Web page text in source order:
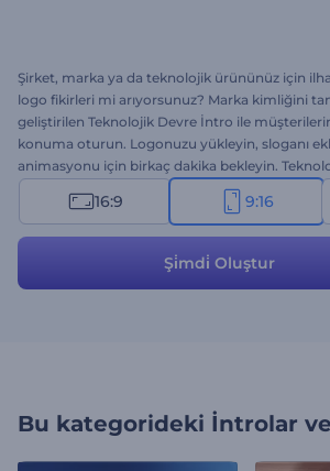
Şirket, marka ya da teknolojik ürününüz için
logo fikirleri mi arıyorsunuz? Marka kimliğini
geliştirilen Teknolojik Devre İntro ile
konuma oturun. Logonuzu yükleyin, sloganı
animasyonu için birkaç dakika bekleyin.
şirket sunumları, TV reklamları, kanal introları
seçenek. Logo gösterimini izleyenler üzerinde
16:9 9:16
Şi̇mdi̇ Oluştur
Bu kategorideki İntrolar